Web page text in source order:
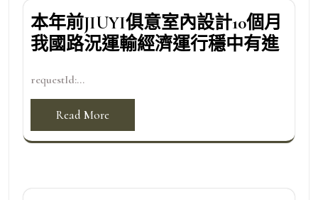
本年前JIUYI俱意室內設計10個月
我國路況運輸經濟運行穩中有進
requestId:...
Read More